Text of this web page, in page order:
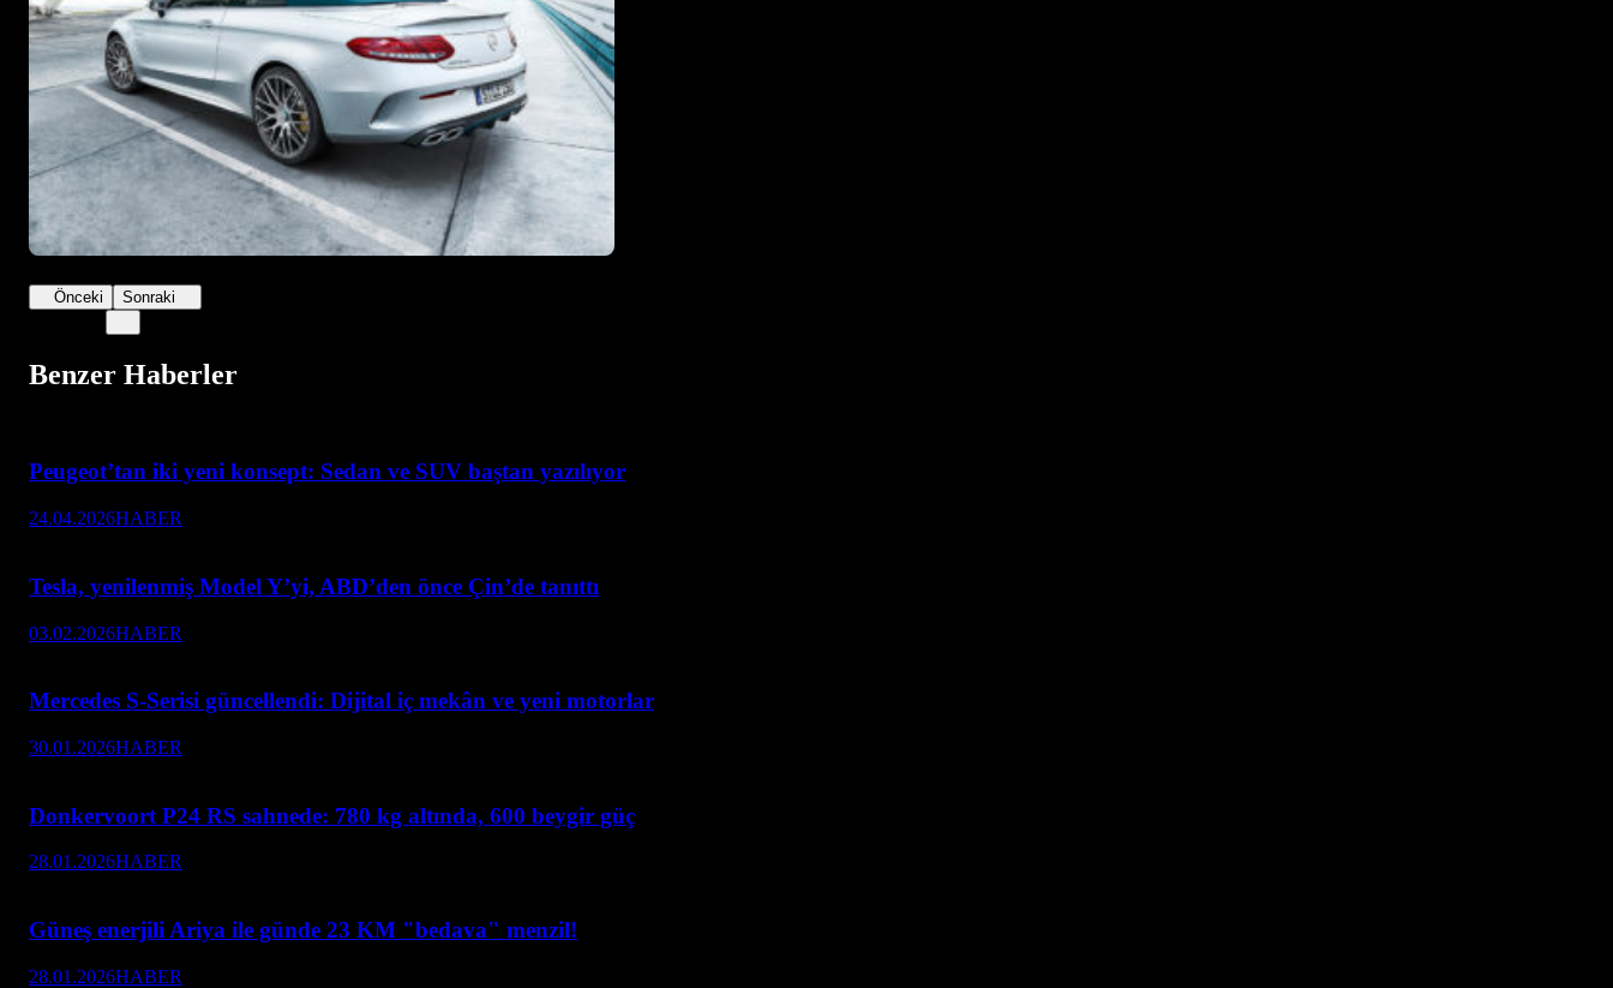
Önceki Sonraki
Benzer Haberler
Peugeot’tan iki yeni konsept: Sedan ve SUV baştan yazılıyor
24.04.2026HABER
Tesla, yenilenmiş Model Y’yi, ABD’den önce Çin’de tanıttı
03.02.2026HABER
Mercedes S-Serisi güncellendi: Dijital iç mekân ve yeni motorlar
30.01.2026HABER
Donkervoort P24 RS sahnede: 780 kg altında, 600 beygir güç
28.01.2026HABER
Güneş enerjili Ariya ile günde 23 KM "bedava" menzil!
28.01.2026HABER